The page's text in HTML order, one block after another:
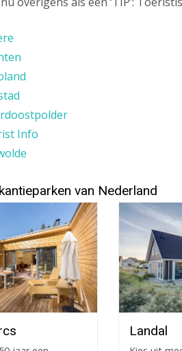
Info
van Nederland
Landal